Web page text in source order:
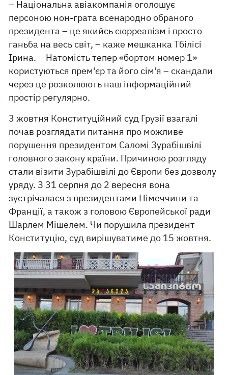
– Національна авіакомпанія оголошує
персоною нон-грата всенародно обраного
президента – це якийсь сюрреалізм і просто
ганьба на весь світ, – каже мешканка Тбілісі
Ірина. – Натомість тепер «бортом номер 1»
користуються прем'єр та його сім'я – скандали
через це розколюють наш інформаційний
простір регулярно.
3 жовтня Конституційний суд Грузії взагалі
почав розглядати питання про можливе
порушення президентом Саломі Зурабішвілі
головного закону країни. Причиною розгляду
стали візити Зурабішвілі до Європи без дозволу
уряду. З 31 серпня до 2 вересня вона
зустрічалася з президентами Німеччини та
Франції, а також з головою Європейської ради
Шарлем Мішелем. Чи порушила президент
Конституцію, суд вирішуватиме до 15 жовтня.